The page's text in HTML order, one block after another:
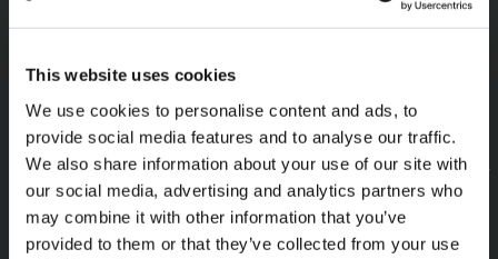
This website uses cookies
We use cookies to personalise content and ads, to
provide social media features and to analyse our traffic.
We also share information about your use of our site with
our social media, advertising and analytics partners who
may combine it with other information that you’ve
provided to them or that they’ve collected from your use